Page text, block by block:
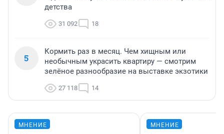
детства
31 092 18
5
Кормить раз в месяц. Чем хищным или
необычным украсить квартиру — смотрим
зелёное разнообразие на выставке экзотики
27 118 14
МНЕНИЕ МНЕНИЕ